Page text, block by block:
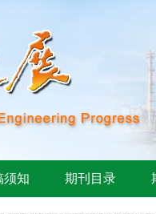
须知 期刊目录